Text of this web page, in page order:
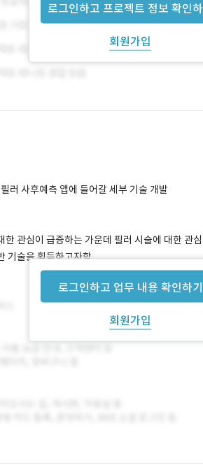
로그인하고 프로젝트 정보 확인
회원가입
로그인하고 업무 내용 확인하기
회원가입
러 사후예측 앱에 들어갈 세부 기술 개발
관심이 급증하는 가운데 필러 시술에 대한 관
기술을 획득하고자함.